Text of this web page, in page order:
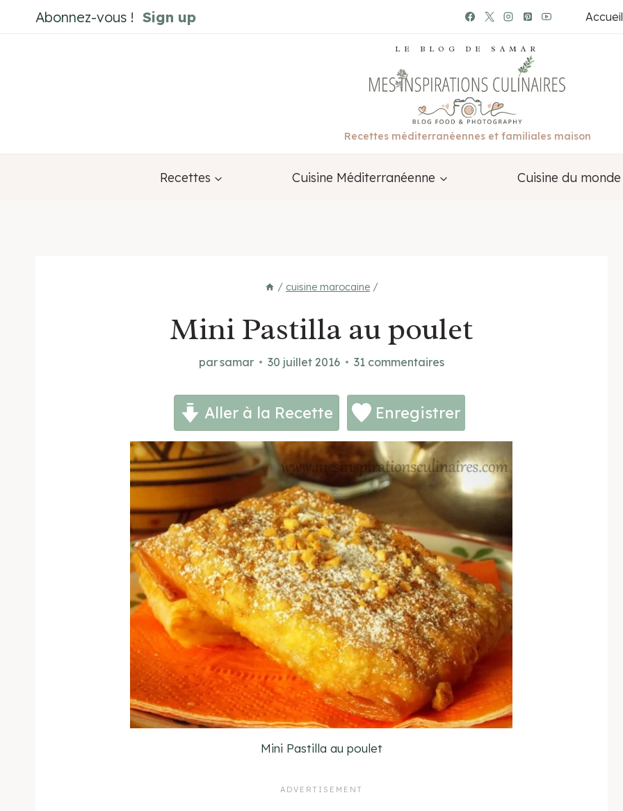
au
Abonnez-vous ! Sign up Accueil
LE BLOG DE SAMAR
Recettes méditerranéennes et familiales maison
Recettes Cuisine Méditerranéenne Cuisine du monde
/ cuisine marocaine /
Mini Pastilla au poulet
parsamar 30 juillet 2016 31 commentaires
Aller à la Recette Enregistrer
Mini Pastilla au poulet